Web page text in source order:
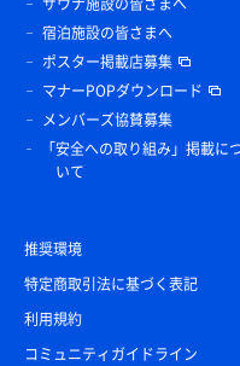
大山牧
ウォータークーラ
宿泊施設の皆さまへ
ポスター掲載店募集
マナーPOPダウンロード
メンバーズ協賛募集
「安全への取り組み」掲載に
いて
推奨環境
特定商取引法に基づく表記
利用規約
コミュニティガイドライン